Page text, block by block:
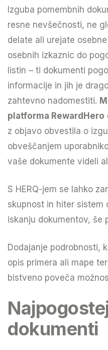
Izguba pomembnih
resne nevšečnosti, ne
delate ali urejate
osebnih izkaznic do
listin – ti dokumenti
informacije in jih je
zahtevno nadomestiti.
platforma RewardHero
z objavo obvestila o
obveščanjem
vaše dokumente videli
S HERQ-jem se lahko
skupnost in hiter sistem
iskanju dokumentov, še
Dodajanje podrobnosti,
opis primera ali mape
bistveno poveča
dokumenti